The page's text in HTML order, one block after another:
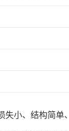
失小、结构简